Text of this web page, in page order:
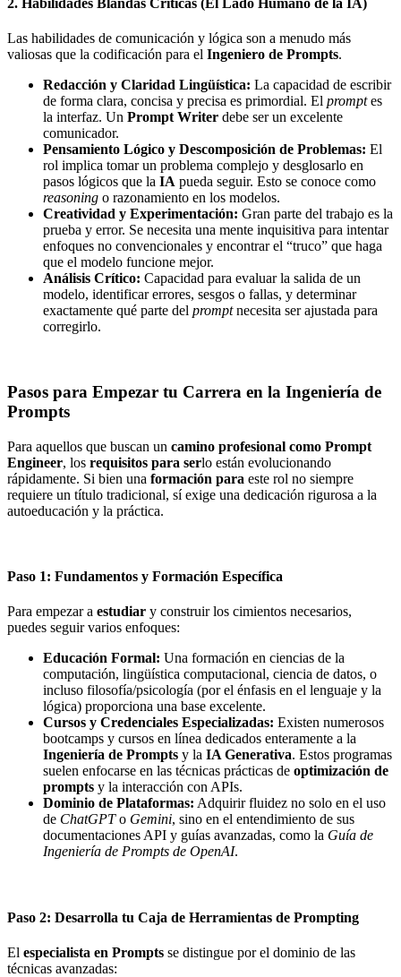
2. Habilidades Blandas Críticas (El Lado Humano de la IA)
Las habilidades de comunicación y lógica son a menudo más
valiosas que la codificación para el Ingeniero de Prompts.
Redacción y Claridad Lingüística: La capacidad de escribir
de forma clara, concisa y precisa es primordial. El promptes
la interfaz. Un Prompt Writer debe ser un excelente
comunicador.
Pensamiento Lógico y Descomposición de Problemas: El
rol implica tomar un problema complejo y desglosarlo en
pasos lógicos que la IA pueda seguir. Esto se conoce como
reasoning o razonamiento en los modelos.
Creatividad y Experimentación: Gran parte del trabajo es la
prueba y error. Se necesita una mente inquisitiva para intentar
enfoques no convencionales y encontrar el “truco” que haga
que el modelo funcione mejor.
Análisis Crítico: Capacidad para evaluar la salida de un
modelo, identificar errores, sesgos o fallas, y determinar
exactamente qué parte del promptnecesita ser ajustada para
corregirlo.
Pasos para Empezar tu Carrera en la Ingeniería de
Prompts
Para aquellos que buscan un camino profesional como Prompt
Engineer, los requisitos para serlo están evolucionando
rápidamente. Si bien una formación para este rol no siempre
requiere un título tradicional, sí exige una dedicación rigurosa a la
autoeducación y la práctica.
Paso 1: Fundamentos y Formación Específica
Para empezar a estudiar y construir los cimientos necesarios,
puedes seguir varios enfoques:
Educación Formal: Una formación en ciencias de la
computación, lingüística computacional, ciencia de datos, o
incluso filosofía/psicología (por el énfasis en el lenguaje y la
lógica) proporciona una base excelente.
Cursos y Credenciales Especializadas: Existen numerosos
bootcamps y cursos en línea dedicados enteramente a la
Ingeniería de Prompts y la IA Generativa. Estos programas
suelen enfocarse en las técnicas prácticas de optimización de
prompts y la interacción con APIs.
Dominio de Plataformas: Adquirir fluidez no solo en el uso
de ChatGPTo Gemini, sino en el entendimiento de sus
documentaciones API y guías avanzadas, como la Guía de
Ingeniería de Prompts de OpenAI.
Paso 2: Desarrolla tu Caja de Herramientas de Prompting
El especialista en Prompts se distingue por el dominio de las
técnicas avanzadas: